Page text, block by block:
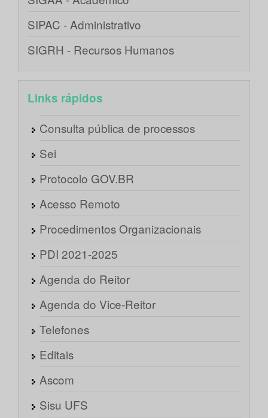
SIPAC - Administrativo
SIGRH - Recursos Humanos
Links rápidos
Consulta pública de processos
Sei
Protocolo GOV.BR
Acesso Remoto
Procedimentos Organizacionais
PDI 2021-2025
Agenda do Reitor
Agenda do Vice-Reitor
Telefones
Editais
Ascom
Sisu UFS